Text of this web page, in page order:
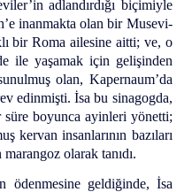
adlandırdığı biçimiyle
inanmakta olan bir Musevi-
bir Roma ailesine aitti; ve, o
ile yaşamak için gelişinden
olan, Kapernaum’da
edinmişti. İsa bu sinagogda,
süre boyunca ayinleri yönetti;
kervan insanlarının bazıları
olarak tanıdı.
ödenmesine geldiğinde, İsa